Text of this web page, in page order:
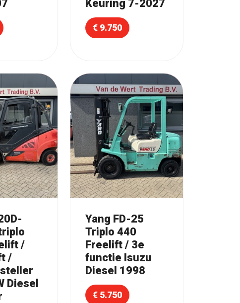
Keuring 7-2027
€ 9.750
/
/
Diesel
Yang FD-25
Triplo 440
Freelift / 3e
functie Isuzu
Diesel 1998
€ 5.750